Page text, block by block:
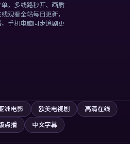
，多线路秒开、画质
观看全站每日更新，
手机电脑同步追剧更
洲电影 欧美电视剧
高清在线
点播
中文字幕